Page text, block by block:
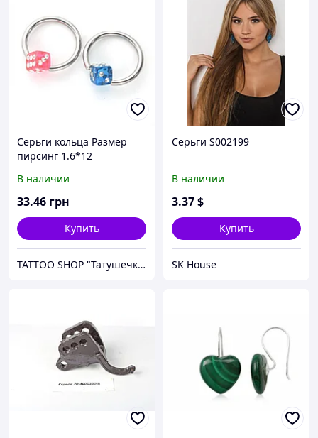
Серьги кольца Размер
пирсинг 1.6*12
В наличии
33.46 грн
Купить
TATTOO SHOP "Татушечка" Молдова
Серьги S002199
В наличии
3.37$
Купить
SK House